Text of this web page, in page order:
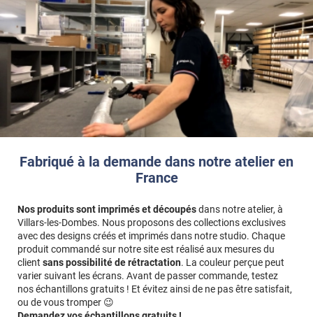
Fabriqué à la demande dans notre atelier en
France
Nos produits sont imprimés et découpésdans notre atelier, à
Villars-les-Dombes. Nous proposons des collections exclusives
avec des designs créés et imprimés dans notre studio. Chaque
produit commandé sur notre site est réalisé aux mesures du
client sans possibilité de rétractation. La couleur perçue peut
varier suivant les écrans. Avant de passer commande, testez
nos échantillons gratuits ! Et évitez ainsi de ne pas être satisfait,
ou de vous tromper 😉